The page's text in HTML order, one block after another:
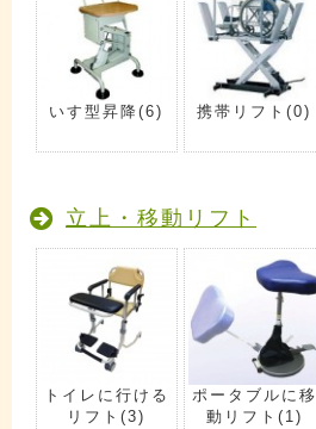
いす型昇降(6) 携帯リフト(0)
立上・移動リフト
トイレに行ける
リフト(3)
ポータブルに移
動リフト (1)